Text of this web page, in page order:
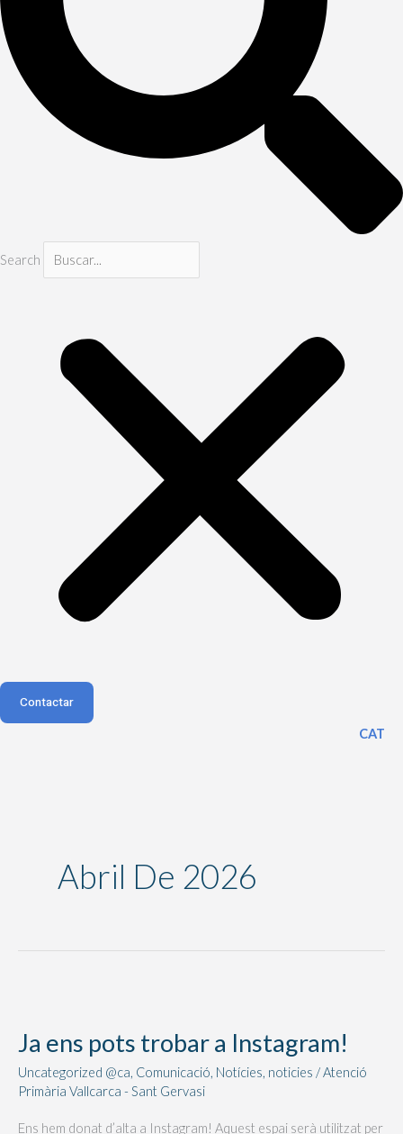
Search
Contactar
CAT
Abril De 2026
Ja ens pots trobar a Instagram!
Uncategorized @ca, Comunicació, Notícies, noticies /Atenció
Primària Vallcarca - Sant Gervasi
Ens hem donat d’alta a Instagram! Aquest espai serà utilitzat per
pots
trobar
a